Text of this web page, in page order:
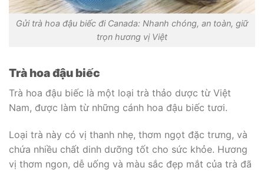
Gửi trà hoa đậu biếc đi Canada: Nhanh chóng, an toàn, giữ
trọn hương vị Việt
Trà hoa đậu biếc
Trà hoa đậu biếc là một loại trà thảo dược từ Việt
Nam, được làm từ những cánh hoa đậu biếc tươi.
Loại trà này có vị thanh nhẹ, thơm ngọt đặc trưng, và
chứa nhiều chất dinh dưỡng tốt cho sức khỏe. Hương
vị thơm ngon, dễ uống và màu sắc đẹp mắt của trà đã